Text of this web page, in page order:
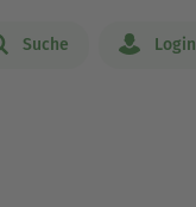
Suche Login